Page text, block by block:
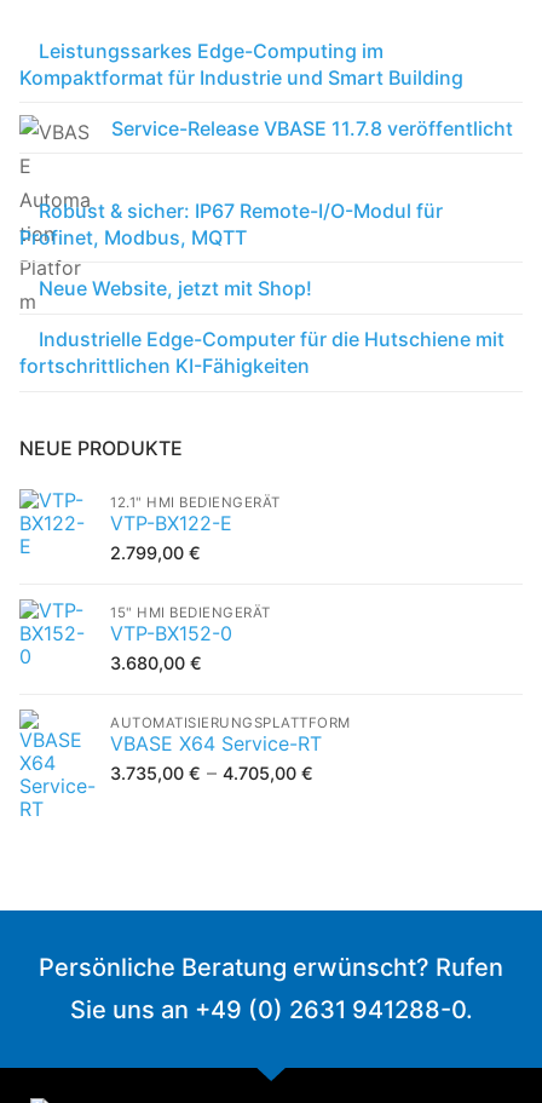
Leistungssarkes Edge-Computing im
Kompaktformat für Industrie und Smart Building
Service-Release VBASE 11.7.8 veröffentlicht
Robust & sicher: IP67 Remote-I/O-Modul für
Profinet, Modbus, MQTT
Neue Website, jetzt mit Shop!
Industrielle Edge-Computer für die Hutschiene mit
fortschrittlichen KI-Fähigkeiten
NEUE PRODUKTE
12.1" HMI BEDIENGERÄT
VTP-BX122-E
2.799,00 €
15" HMI BEDIENGERÄT
VTP-BX152-0
3.680,00 €
AUTOMATISIERUNGSPLATTFORM
VBASE X64 Service-RT
3.735,00 € – 4.705,00 €
Persönliche Beratung erwünscht? Rufen
Sie uns an +49 (0) 2631 941288-0.